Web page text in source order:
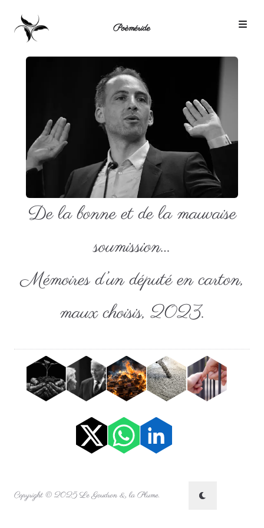
Poèméride
De la bonne et de la mauvaise
soumission…
Mémoires d’un député en carton,
maux choisis, 2023.
Copyright © 2025 Le Goudron & la Plume.